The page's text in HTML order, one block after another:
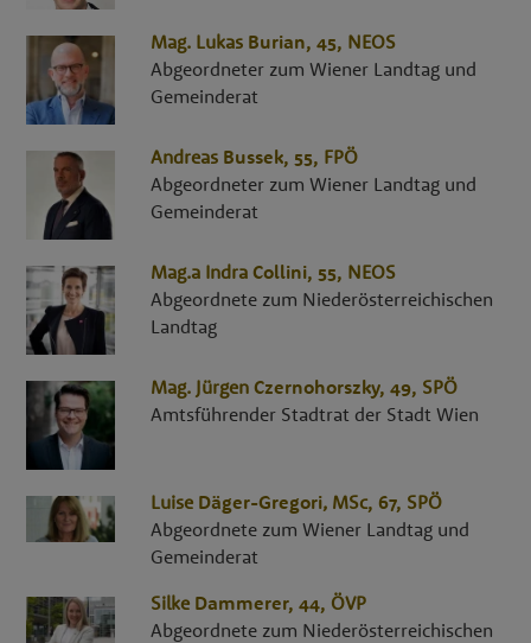
Mag. Lukas Burian, 45, NEOS
Abgeordneter zum Wiener Landtag und
Gemeinderat
Andreas Bussek, 55, FPÖ
Abgeordneter zum Wiener Landtag und
Gemeinderat
Mag.a Indra Collini, 55, NEOS
Abgeordnete zum Niederösterreichischen
Landtag
Mag. Jürgen Czernohorszky, 49, SPÖ
Amtsführender Stadtrat der Stadt Wien
Luise Däger-Gregori, MSc, 67, SPÖ
Abgeordnete zum Wiener Landtag und
Gemeinderat
Silke Dammerer, 44, ÖVP
Abgeordnete zum Niederösterreichischen